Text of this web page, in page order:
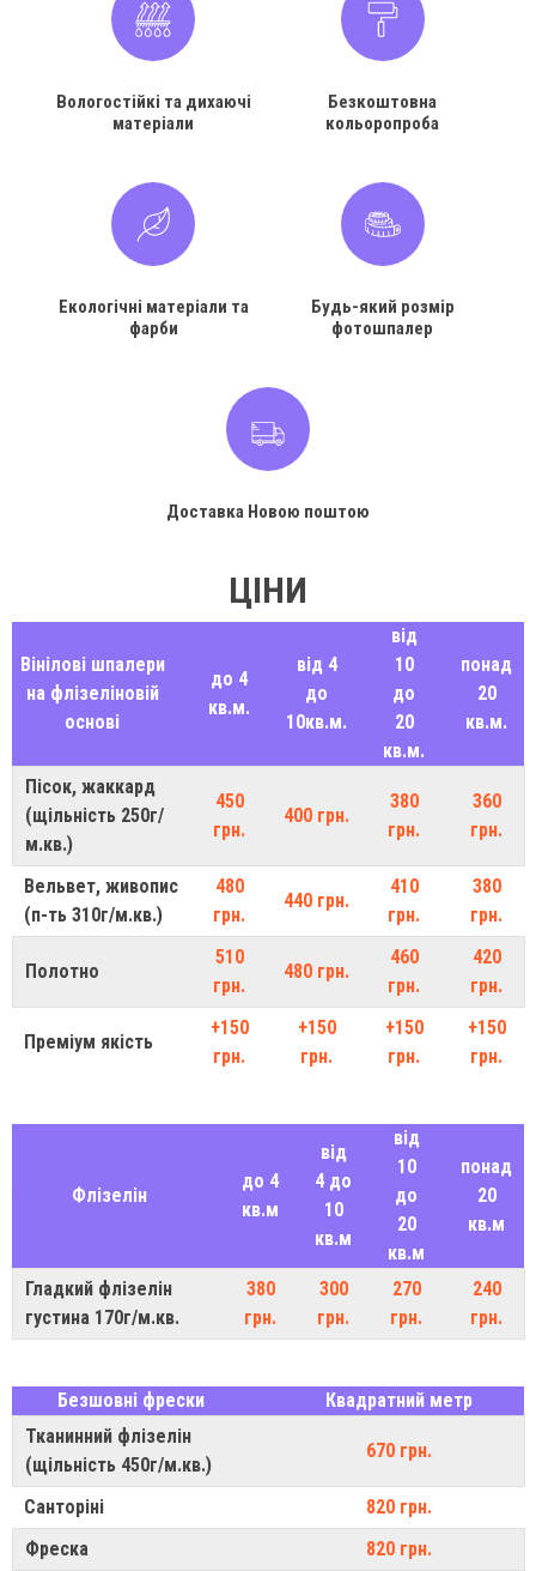
Вологостійкі та дихаючі
матеріали
Безкоштовна
кольоропроба
Екологічні матеріали та
фарби
Будь-який розмір
фотошпалер
Доставка Новою поштою
ЦІНИ
Вінілові шпалери
на флізеліновій
основі
до 4
кв.м.
від 4
до
10кв.м.
від
10
до
20
кв.м.
понад
20
кв.м.
Пісок, жаккард
(щільність 250г/
м.кв.)
450
грн.
400 грн.
380
грн.
360
грн.
Вельвет, живопис
(п-ть 310г/м.кв.)
480
грн.
440 грн.
410
грн.
380
грн.
Полотно
510
грн.
480 грн.
460
грн.
420
грн.
Преміум якість
+150
грн.
+150
грн.
+150
грн.
+150
грн.
Флізелін
до 4
кв.м
від
4 до
10
кв.м
від
10
до
20
кв.м
понад
20
кв.м
Гладкий флізелін
густина 170г/м.кв.
380
грн.
300
грн.
270
грн.
240
грн.
Безшовні фрески
Квадратний метр
Тканинний флізелін
(щільність 450г/м.кв.)
670 грн.
Санторіні
820 грн.
Фреска
820 грн.